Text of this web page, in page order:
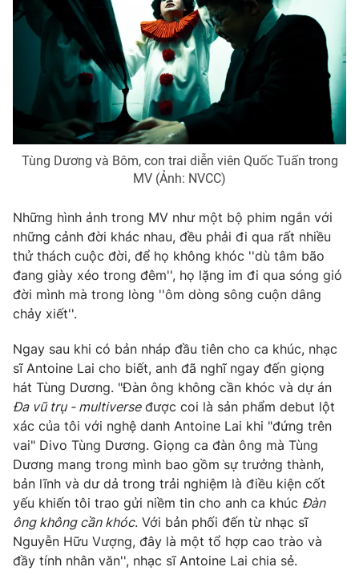
VTV Money VTV Thể thao
VTV Sức khoẻ Bất động sản
Thị trường 24h Tấm lòng Việt
VTV4 Vươn mình bằng AI
Liên hệ tòa soạn English
Theo dõi báo trên
Cơ quan chủ quản:Đài Truyền hình Việt Nam
Cơ quan báo chí: Thời báo VTV
Giấy phép hoạt động báo in và báo điện tử số 483/GP-BTTTT
cấp ngày 29/12/2023
Tổng Biên tập: Vũ Thanh Thủy
Phó Tổng Biên tập:Nguyễn Thị Mỹ Hạnh, Phạm Quốc Thắng,
Nguyễn Trọng Ninh
Tổng đài VTV:024.38 355 931 - 024.38 355 932
Tùng Dương và Bôm, con trai diễn viên Quốc Tuấn trong
MV (Ảnh: NVCC)
Những hình ảnh trong MV như một bộ phim ngắn với
những cảnh đời khác nhau, đều phải đi qua rất nhiều
thử thách cuộc đời, để họ không khóc ''dù tâm bão
đang giày xéo trong đêm'', họ lặng im đi qua sóng gió
đời mình mà trong lòng ''ôm dòng sông cuộn dâng
chảy xiết''.
Ngay sau khi có bản nháp đầu tiên cho ca khúc, nhạc
sĩ Antoine Lai cho biết, anh đã nghĩ ngay đến giọng
hát Tùng Dương. "Đàn ông không cần khóc và dự án
Đa vũ trụ - multiverseđược coi là sản phẩm debut lột
xác của tôi với nghệ danh Antoine Lai khi "đứng trên
vai" Divo Tùng Dương. Giọng ca đàn ông mà Tùng
Dương mang trong mình bao gồm sự trưởng thành,
bản lĩnh và dư dả trong trải nghiệm là điều kiện cốt
yếu khiến tôi trao gửi niềm tin cho anh ca khúc Đàn
ông không cần khóc. Với bản phối đến từ nhạc sĩ
Nguyễn Hữu Vượng, đây là một tổ hợp cao trào và
đầy tính nhân văn'', nhạc sĩ Antoine Lai chia sẻ.